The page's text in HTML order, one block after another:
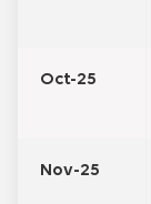
Oct-25
Nov-25